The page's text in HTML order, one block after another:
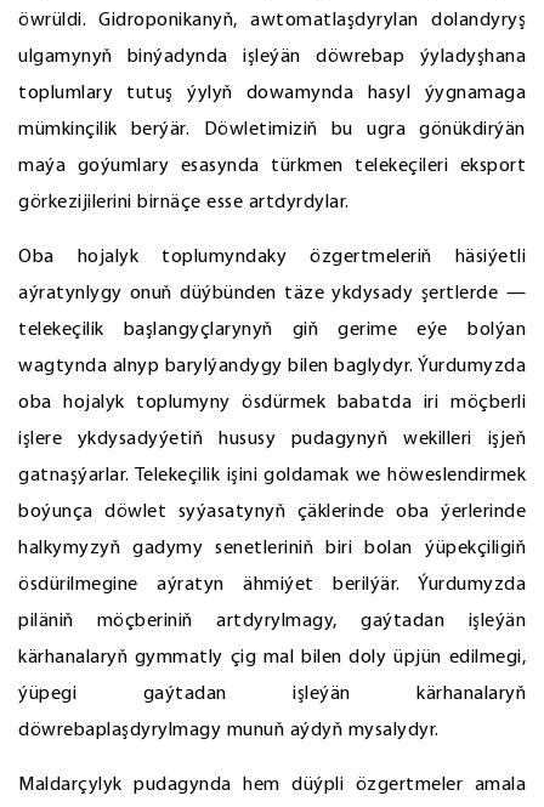
öwrüldi. Gidroponikanyň, awtomatlaşdyrylan dolandyryş
ulgamynyň binýadynda işleýän döwrebap ýyladyşhana
toplumlary tutuş ýylyň dowamynda hasyl ýygnamaga
mümkinçilik berýär. Döwletimiziň bu ugra gönükdirýän
maýa goýumlary esasynda türkmen telekeçileri eksport
görkezijilerini birnäçe esse artdyrdylar.
Oba hojalyk toplumyndaky özgertmeleriň häsiýetli
aýratynlygy onuň düýbünden täze ykdysady şertlerde —
telekeçilik başlangyçlarynyň giň gerime eýe bolýan
wagtynda alnyp barylýandygy bilen baglydyr. Ýurdumyzda
oba hojalyk toplumyny ösdürmek babatda iri möçberli
işlere ykdysadyýetiň hususy pudagynyň wekilleri işjeň
gatnaşýarlar. Telekeçilik işini goldamak we höweslendirmek
boýunça döwlet syýasatynyň çäklerinde oba ýerlerinde
halkymyzyň gadymy senetleriniň biri bolan ýüpekçiligiň
ösdürilmegine aýratyn ähmiýet berilýär. Ýurdumyzda
piläniň möçberiniň artdyrylmagy, gaýtadan işleýän
kärhanalaryň gymmatly çig mal bilen doly üpjün edilmegi,
ýüpegi gaýtadan işleýän kärhanalaryň
döwrebaplaşdyrylmagy munuň aýdyň mysalydyr.
Maldarçylyk pudagynda hem düýpli özgertmeler amala